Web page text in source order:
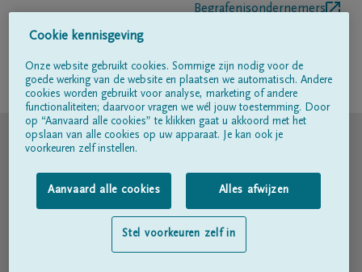
Begrafenisondernemers
Volg ons op
© DELA
Gebruiksvoorwaarden
Privacyverklaring
Toegankelijkheidsverklaring
Cookie kennisgeving
Onze website gebruikt cookies. Sommige zijn nodig voor de
goede werking van de website en plaatsen we automatisch. Andere
cookies worden gebruikt voor analyse, marketing of andere
functionaliteiten; daarvoor vragen we wél jouw toestemming. Door
op “Aanvaard alle cookies” te klikken gaat u akkoord met het
opslaan van alle cookies op uw apparaat. Je kan ook je
voorkeuren zelf instellen.
Aanvaard alle cookies Alles afwijzen
Stel voorkeuren zelf in